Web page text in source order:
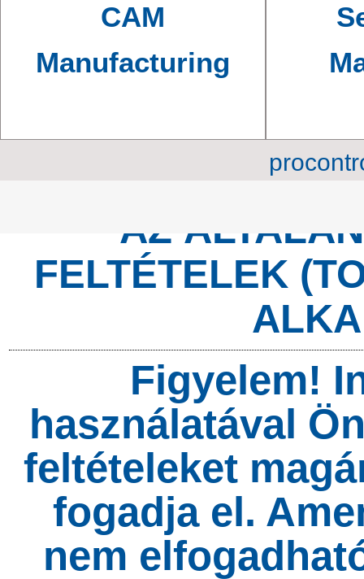
CAM
Manufacturing
AZ
FELTÉTELEK
Figyelem!
használatával
feltételeket
fogadja el.
nem